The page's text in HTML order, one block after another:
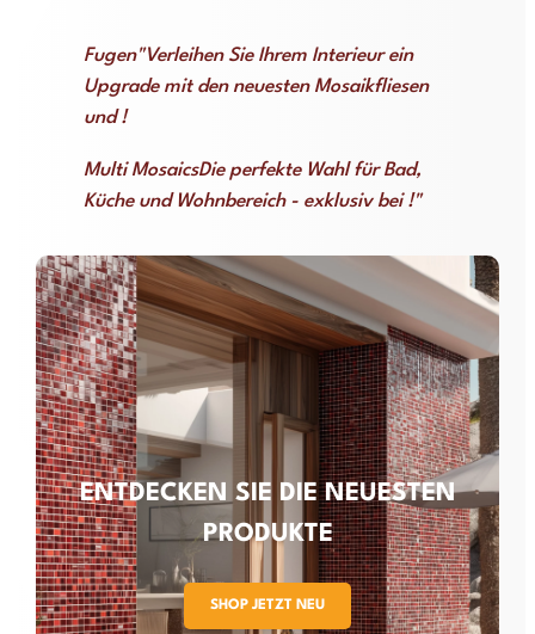
Fugen"Verleihen Sie Ihrem Interieur ein
Upgrade mit den neuesten Mosaikfliesen
und !
Multi MosaicsDie perfekte Wahl für Bad,
Küche und Wohnbereich - exklusiv bei !"
ENTDECKEN SIE DIE NEUESTEN
PRODUKTE
SHOP JETZT NEU